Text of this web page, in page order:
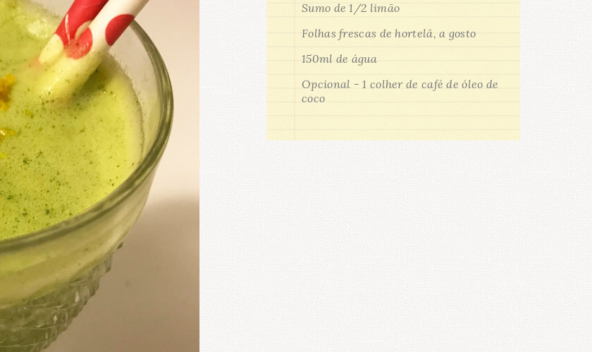
Sumo de 1/2 limão
Folhas frescas de hortelã, a gosto
150ml de água
Opcional - 1 colher de café de óleo de
coco